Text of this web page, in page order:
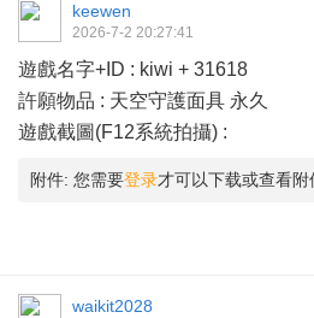
keewen
2026-7-2 20:27:41
遊戲名字+ID : kiwi + 31618
許願物品 : 天空守護面具 永久
遊戲截圖(F12系統拍攝) :
附件: 您需要登录才可以下载或查看附
waikit2028